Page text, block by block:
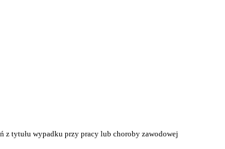
tytułu wypadku przy pracy lub choroby zawodowej